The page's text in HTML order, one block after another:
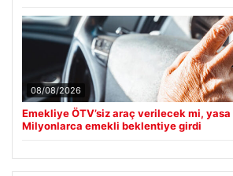
08/08/2026
Emekliye ÖTV’siz araç verilecek mi, yasa
Milyonlarca emekli beklentiye girdi